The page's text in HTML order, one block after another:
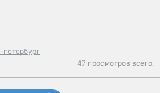
петербург
47 просмотров всего.